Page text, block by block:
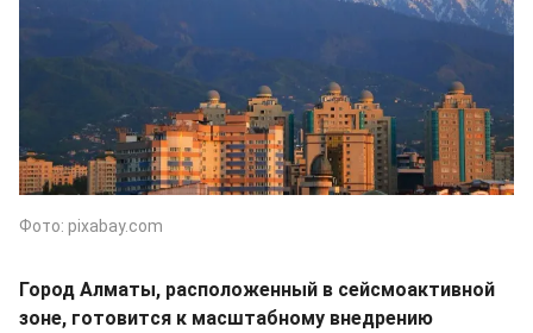
Фото: pixabay.com
Город Алматы, расположенный в сейсмоактивной
зоне, готовится к масштабному внедрению